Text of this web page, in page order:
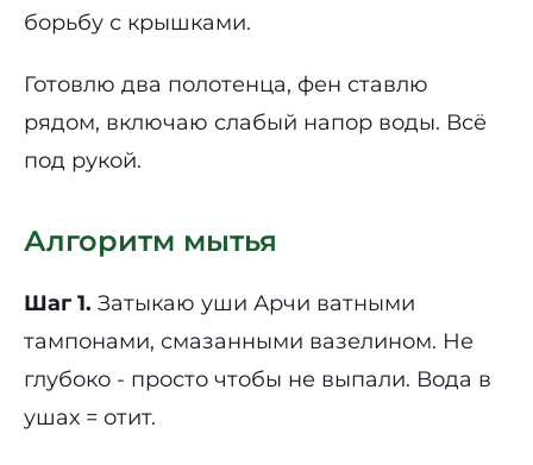
борьбу с крышками.
Готовлю два полотенца, фен ставлю
рядом, включаю слабый напор воды. Всё
под рукой.
Алгоритм мытья
Шаг 1. Затыкаю уши Арчи ватными
тампонами, смазанными вазелином. Не
глубоко - просто чтобы не выпали. Вода в
ушах = отит.